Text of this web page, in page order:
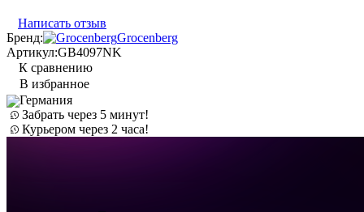
Написать отзыв
Бренд:
Grocenberg
Артикул:GB4097NK
К сравнению
В избранное
Германия
Забрать через 5 минут!
Курьером через 2 часа!